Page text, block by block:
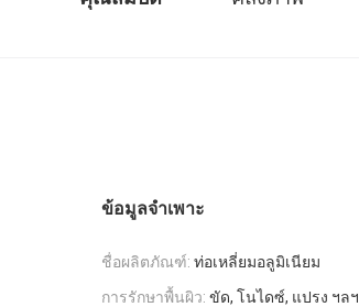
ข้อมูลจำเพาะ
ชื่อผลิตภัณฑ์: ท่อเหลี่ยมอลูมิเนียม
การรักษาพื้นผิว: ขัด, โนไดซ์, แปรง ฯลฯ